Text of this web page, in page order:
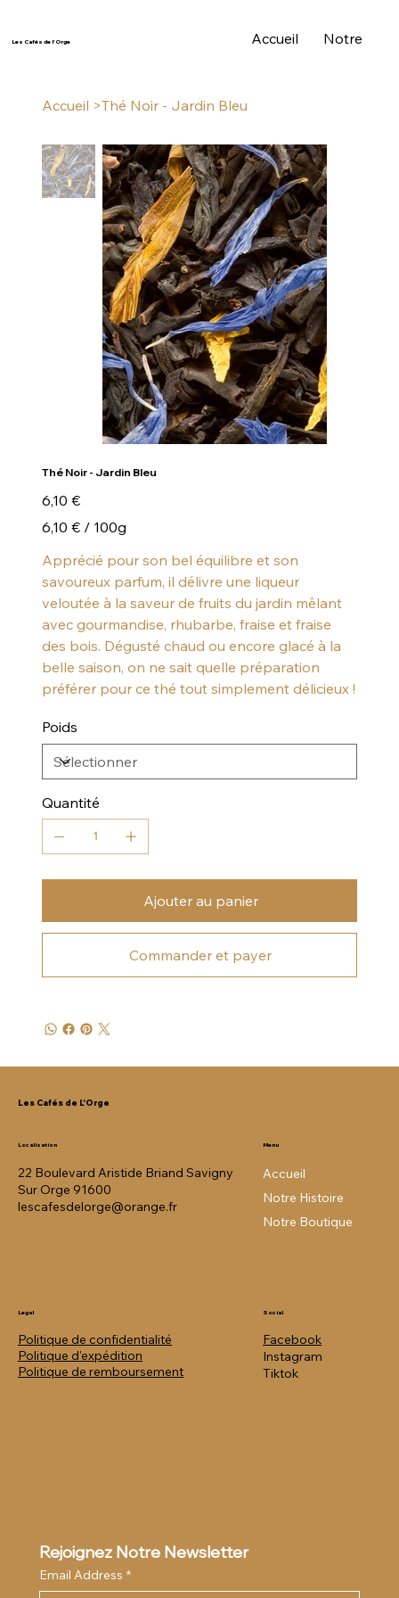
Les Cafés de l'Orge Accueil Notre
Accueil >Thé Noir - Jardin Bleu
Thé Noir - Jardin Bleu
Prix
6,10 €
6,10 €
par
6,10 € / 100g
Apprécié pour son bel équilibre et son
savoureux parfum, il délivre une liqueur
veloutée à la saveur de fruits du jardin mêlant
avec gourmandise, rhubarbe, fraise et fraise
des bois. Dégusté chaud ou encore glacé à la
belle saison, on ne sait quelle préparation
préférer pour ce thé tout simplement délicieux !
Poids
Quantité
Ajouter au panier
Commander et payer
Les Cafés de L'Orge
Localisation
22 Boulevard Aristide Briand Savigny
Sur Orge 91600
lescafesdelorge@orange.fr
Menu
Accueil
Notre Histoire
Notre Boutique
Legal
Politique de confidentialité
Politique d'expédition
Politique de remboursement
Social
Facebook
Instagram
Tiktok
Rejoignez Notre Newsletter
Email Address *